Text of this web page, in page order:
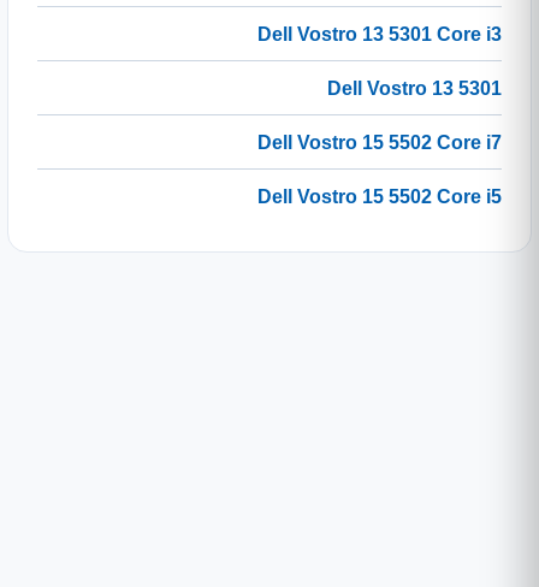
Dell Vostro 13 5301 Core i3
Dell Vostro 13 5301
Dell Vostro 15 5502 Core i7
Dell Vostro 15 5502 Core i5